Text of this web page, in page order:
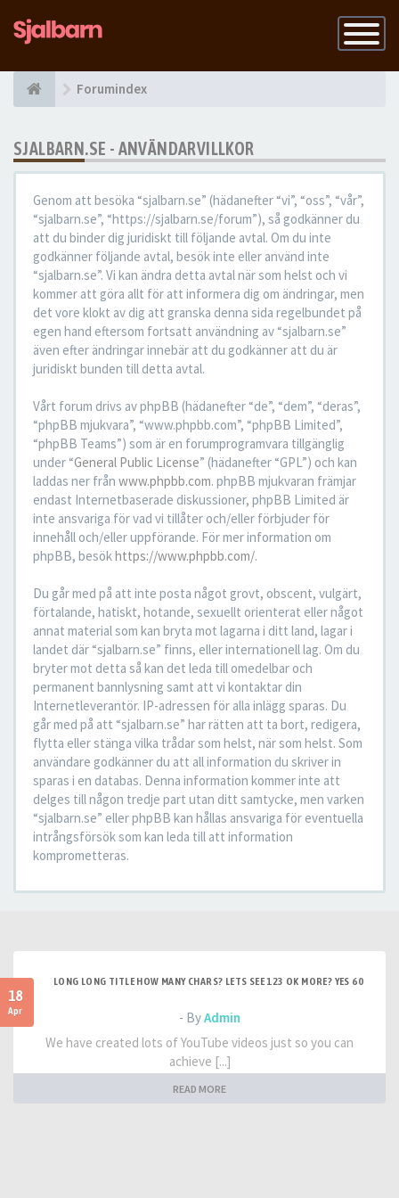
Slå
på
Forumindex
SJALBARN.SE - ANVÄNDARVILLKOR
Genom att besöka “sjalbarn.se” (hädanefter “vi”, “oss”, “vår”,
“sjalbarn.se”, “https://sjalbarn.se/forum”), så godkänner du
att du binder dig juridiskt till följande avtal. Om du inte
godkänner följande avtal, besök inte eller använd inte
“sjalbarn.se”. Vi kan ändra detta avtal när som helst och vi
kommer att göra allt för att informera dig om ändringar, men
det vore klokt av dig att granska denna sida regelbundet på
egen hand eftersom fortsatt användning av “sjalbarn.se”
även efter ändringar innebär att du godkänner att du är
juridiskt bunden till detta avtal.
Vårt forum drivs av phpBB (hädanefter “de”, “dem”, “deras”,
“phpBB mjukvara”, “www.phpbb.com”, “phpBB Limited”,
“phpBB Teams”) som är en forumprogramvara tillgänglig
under “General Public License” (hädanefter “GPL”) och kan
laddas ner från www.phpbb.com. phpBB mjukvaran främjar
endast Internetbaserade diskussioner, phpBB Limited är
inte ansvariga för vad vi tillåter och/eller förbjuder för
innehåll och/eller uppförande. För mer information om
phpBB, besökhttps://www.phpbb.com/.
Du går med på att inte posta något grovt, obscent, vulgärt,
förtalande, hatiskt, hotande, sexuellt orienterat eller något
annat material som kan bryta mot lagarna i ditt land, lagar i
landet där “sjalbarn.se” finns, eller internationell lag. Om du
bryter mot detta så kan det leda till omedelbar och
permanent bannlysning samt att vi kontaktar din
Internetleverantör. IP-adressen för alla inlägg sparas. Du
går med på att “sjalbarn.se” har rätten att ta bort, redigera,
flytta eller stänga vilka trådar som helst, när som helst. Som
användare godkänner du att all information du skriver in
sparas i en databas. Denna information kommer inte att
delges till någon tredje part utan ditt samtycke, men varken
“sjalbarn.se” eller phpBB kan hållas ansvariga för eventuella
intrångsförsök som kan leda till att information
komprometteras.
18
Apr
LONG LONG TITLE HOW MANY CHARS? LETS SEE 123 OK MORE? YES 60
- ByAdmin
We have created lots of YouTube videos just so you can
achieve [...]
READ MORE